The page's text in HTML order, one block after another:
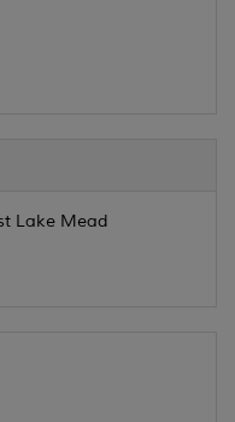
Lake Mead